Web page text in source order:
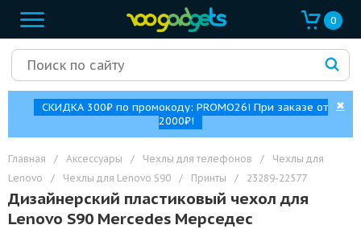
0
СКИДКА 300₽ по промокоду: PROMO26! При заказе от
2000₽!
✖
Главная / Аксессуары / Чехлы для телефонов /
Чехлы для
Lenovo
/ Чехлы для Lenovo S90 / Принты / 23289-22577
Дизайнерский пластиковый чехол для
Lenovo S90 Mercedes Мерседес